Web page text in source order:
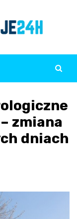
zmiana
dniach